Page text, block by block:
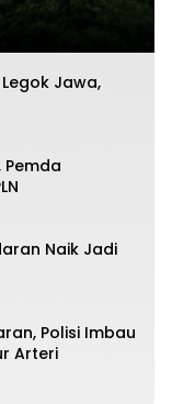
Jawa,
Pemda
Naik Jadi
Polisi Imbau
Arteri